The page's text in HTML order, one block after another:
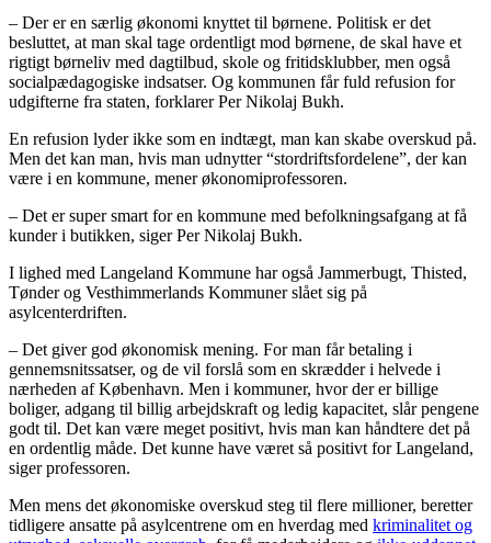
– Der er en særlig økonomi knyttet til børnene. Politisk er det
besluttet, at man skal tage ordentligt mod børnene, de skal have et
rigtigt børneliv med dagtilbud, skole og fritidsklubber, men også
socialpædagogiske indsatser. Og kommunen får fuld refusion for
udgifterne fra staten, forklarer Per Nikolaj Bukh.
En refusion lyder ikke som en indtægt, man kan skabe overskud på.
Men det kan man, hvis man udnytter “stordriftsfordelene”, der kan
være i en kommune, mener økonomiprofessoren.
– Det er super smart for en kommune med befolkningsafgang at få
kunder i butikken, siger Per Nikolaj Bukh.
I lighed med Langeland Kommune har også Jammerbugt, Thisted,
Tønder og Vesthimmerlands Kommuner slået sig på
asylcenterdriften.
– Det giver god økonomisk mening. For man får betaling i
gennemsnitssatser, og de vil forslå som en skrædder i helvede i
nærheden af København. Men i kommuner, hvor der er billige
boliger, adgang til billig arbejdskraft og ledig kapacitet, slår pengene
godt til. Det kan være meget positivt, hvis man kan håndtere det på
en ordentlig måde. Det kunne have været så positivt for Langeland,
siger professoren.
Men mens det økonomiske overskud steg til flere millioner, beretter
tidligere ansatte på asylcentrene om en hverdag med kriminalitet og